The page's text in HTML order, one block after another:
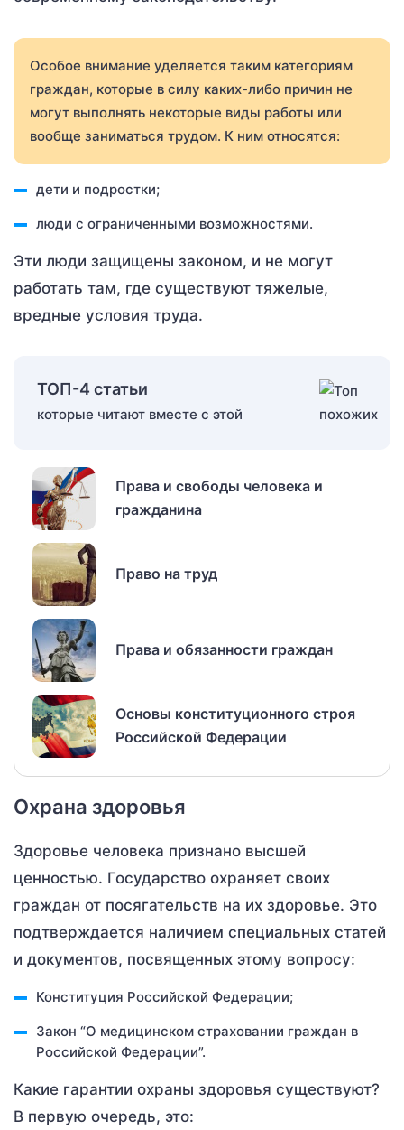
Особое внимание уделяется таким категориям
граждан, которые в силу каких-либо причин не
могут выполнять некоторые виды работы или
вообще заниматься трудом. К ним относятся:
дети и подростки;
люди с ограниченными возможностями.
Эти люди защищены законом, и не могут
работать там, где существуют тяжелые,
вредные условия труда.
ТОП-4 статьи
которые читают вместе с этой
Права и свободы человека и
гражданина
Право на труд
Права и обязанности граждан
Основы конституционного строя
Российской Федерации
Охрана здоровья
Здоровье человека признано высшей
ценностью. Государство охраняет своих
граждан от посягательств на их здоровье. Это
подтверждается наличием специальных статей
и документов, посвященных этому вопросу:
Конституция Российской Федерации;
Закон “О медицинском страховании граждан в
Российской Федерации”.
Какие гарантии охраны здоровья существуют?
В первую очередь, это: